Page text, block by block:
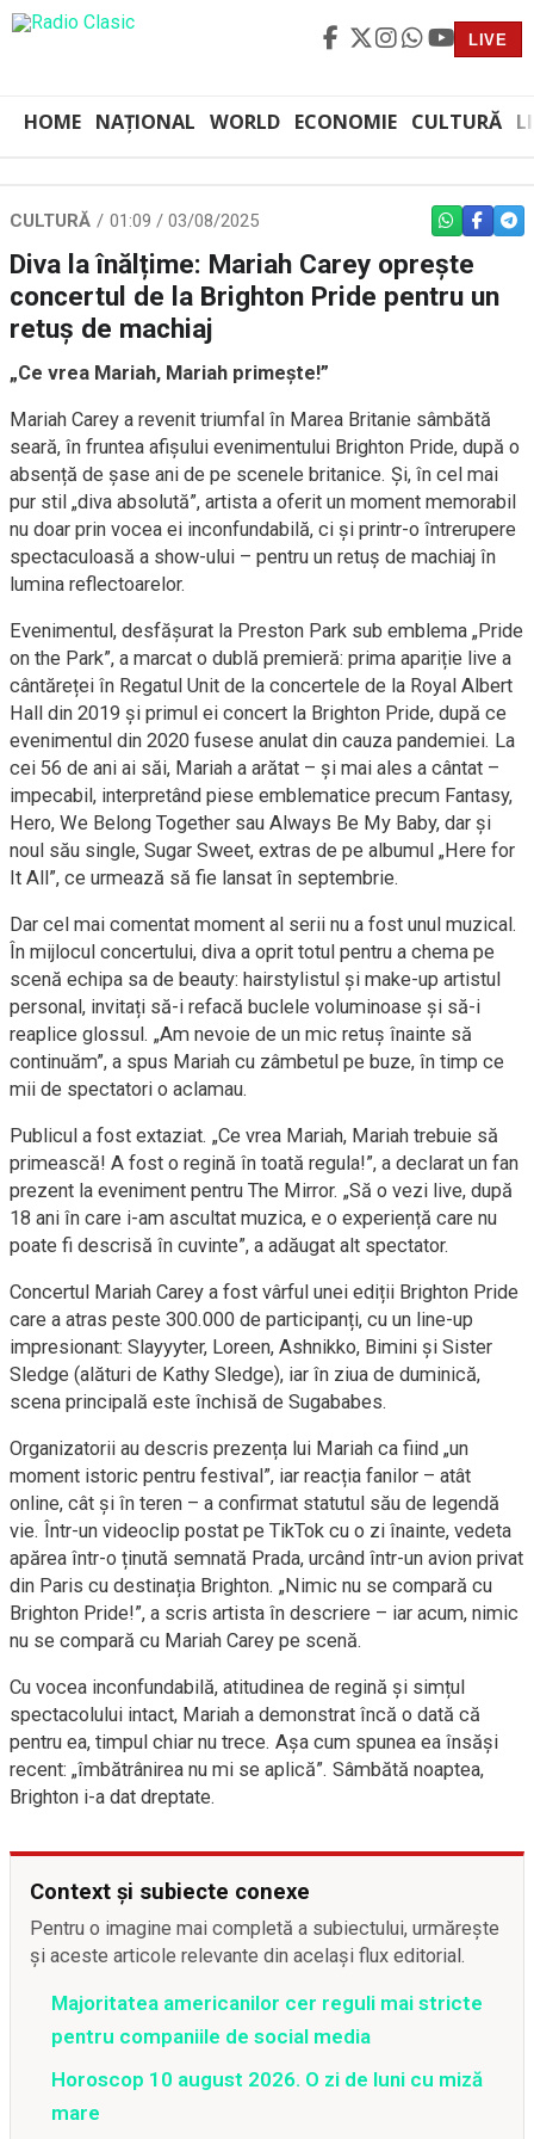
LIVE
HOME NAȚIONAL WORLD ECONOMIE CULTURĂ
CULTURĂ 01:09 / 03/08/2025 WHATSAPP
Diva la înălțime: Mariah Carey oprește
concertul de la Brighton Pride pentru un
retuș de machiaj
„Ce vrea Mariah, Mariah primește!”
Mariah Carey a revenit triumfal în Marea Britanie sâmbătă
seară, în fruntea afișului evenimentului Brighton Pride, după o
absență de șase ani de pe scenele britanice. Și, în cel mai
pur stil „diva absolută”, artista a oferit un moment memorabil
nu doar prin vocea ei inconfundabilă, ci și printr-o întrerupere
spectaculoasă a show-ului – pentru un retuș de machiaj în
lumina reflectoarelor.
Evenimentul, desfășurat la Preston Park sub emblema „Pride
on the Park”, a marcat o dublă premieră: prima apariție live a
cântăreței în Regatul Unit de la concertele de la Royal Albert
Hall din 2019 și primul ei concert la Brighton Pride, după ce
evenimentul din 2020 fusese anulat din cauza pandemiei. La
cei 56 de ani ai săi, Mariah a arătat – și mai ales a cântat –
impecabil, interpretând piese emblematice precum Fantasy,
Hero, We Belong Together sau Always Be My Baby, dar și
noul său single, Sugar Sweet, extras de pe albumul „Here for
It All”, ce urmează să fie lansat în septembrie.
Dar cel mai comentat moment al serii nu a fost unul muzical.
În mijlocul concertului, diva a oprit totul pentru a chema pe
scenă echipa sa de beauty: hairstylistul și make-up artistul
personal, invitați să-i refacă buclele voluminoase și să-i
reaplice glossul. „Am nevoie de un mic retuș înainte să
continuăm”, a spus Mariah cu zâmbetul pe buze, în timp ce
mii de spectatori o aclamau.
Publicul a fost extaziat. „Ce vrea Mariah, Mariah trebuie să
primească! A fost o regină în toată regula!”, a declarat un fan
prezent la eveniment pentru The Mirror. „Să o vezi live, după
18 ani în care i-am ascultat muzica, e o experiență care nu
poate fi descrisă în cuvinte”, a adăugat alt spectator.
Concertul Mariah Carey a fost vârful unei ediții Brighton Pride
care a atras peste 300.000 de participanți, cu un line-up
impresionant: Slayyyter, Loreen, Ashnikko, Bimini și Sister
Sledge (alături de Kathy Sledge), iar în ziua de duminică,
scena principală este închisă de Sugababes.
Organizatorii au descris prezența lui Mariah ca fiind „un
moment istoric pentru festival”, iar reacția fanilor – atât
online, cât și în teren – a confirmat statutul său de legendă
vie. Într-un videoclip postat pe TikTok cu o zi înainte, vedeta
apărea într-o ținută semnată Prada, urcând într-un avion privat
din Paris cu destinația Brighton. „Nimic nu se compară cu
Brighton Pride!”, a scris artista în descriere – iar acum, nimic
nu se compară cu Mariah Carey pe scenă.
Cu vocea inconfundabilă, atitudinea de regină și simțul
spectacolului intact, Mariah a demonstrat încă o dată că
pentru ea, timpul chiar nu trece. Așa cum spunea ea însăși
recent: „îmbătrânirea nu mi se aplică”. Sâmbătă noaptea,
Brighton i-a dat dreptate.
Context și subiecte conexe
Pentru o imagine mai completă a subiectului, urmărește
și aceste articole relevante din același flux editorial.
Majoritatea americanilor cer reguli mai stricte
pentru companiile de social media
Horoscop 10 august 2026. O zi de luni cu miză
mare